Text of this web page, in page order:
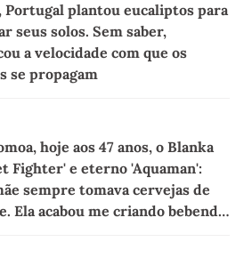
Portugal plantou eucaliptos para
seus solos. Sem saber,
a velocidade com que os
se propagam
hoje aos 47 anos, o Blanka
Fighter' e eterno 'Aquaman':
sempre tomava cervejas de
Ela acabou me criando bebendo